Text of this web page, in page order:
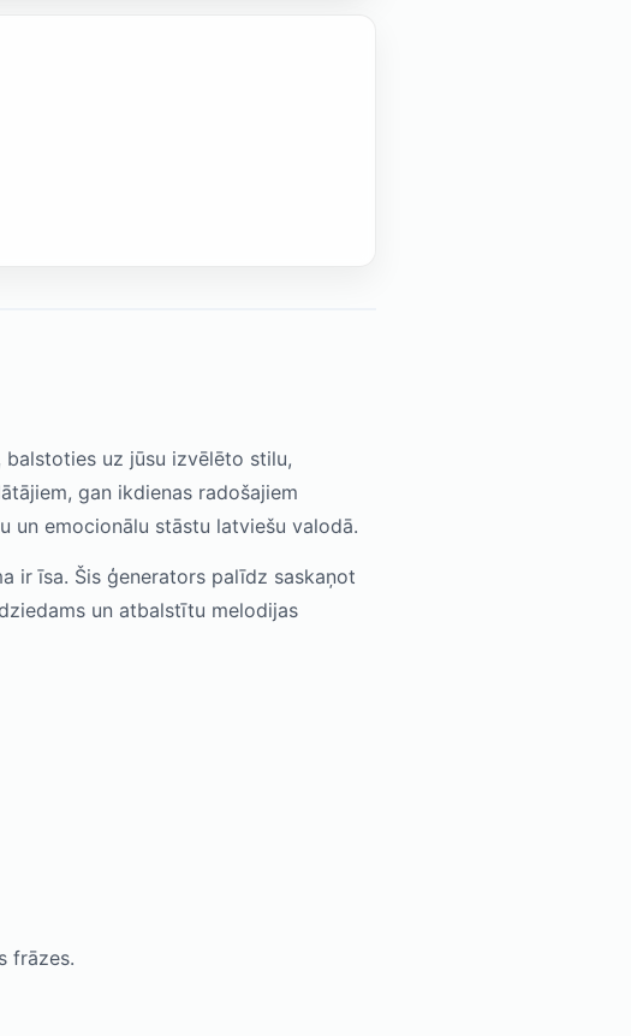
uz jūsu izvēlēto stilu,
gan ikdienas radošajiem
un emocionālu stāstu latviešu valodā.
ir īsa. Šis ģenerators palīdz saskaņot
un atbalstītu melodijas
frāzes.